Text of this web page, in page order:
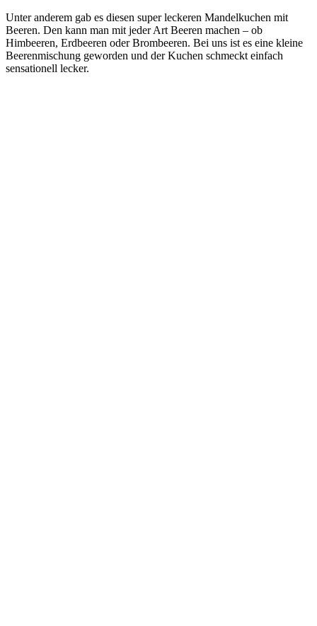
Unter anderem gab es diesen super leckeren Mandelkuchen mit
Beeren. Den kann man mit jeder Art Beeren machen – ob
Himbeeren, Erdbeeren oder Brombeeren. Bei uns ist es eine kleine
Beerenmischung geworden und der Kuchen schmeckt einfach
sensationell lecker.